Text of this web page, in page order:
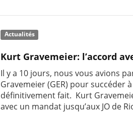
Actualités
Kurt Gravemeier: l’accord
Il y a 10 jours, nous vous avions
Gravemeier (GER) pour succéder
définitivement fait. Kurt
avec un mandat jusqu’aux JO de